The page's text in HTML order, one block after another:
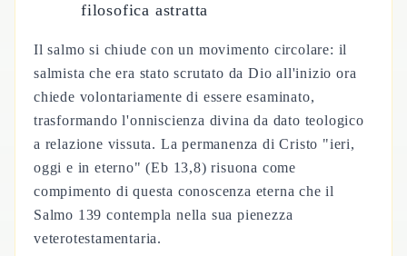
filosofica astratta
Il salmo si chiude con un movimento circolare: il
salmista che era stato scrutato da Dio all'inizio ora
chiede volontariamente di essere esaminato,
trasformando l'onniscienza divina da dato teologico
a relazione vissuta. La permanenza di Cristo "ieri,
oggi e in eterno" (Eb 13,8) risuona come
compimento di questa conoscenza eterna che il
Salmo 139 contempla nella sua pienezza
veterotestamentaria.